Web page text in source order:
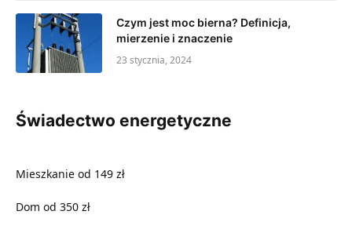
Czym jest moc bierna? Definicja,
mierzenie i znaczenie
23 stycznia, 2024
Świadectwo energetyczne
Mieszkanie od 149 zł
Dom od 350 zł